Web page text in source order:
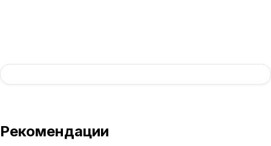
Рекомендации